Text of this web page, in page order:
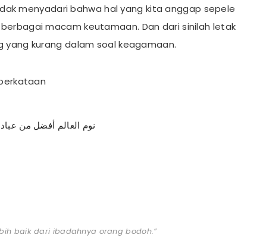
menyadari bahwa hal yang kita anggap sepele
macam keutamaan. Dan dari sinilah letak
kurang dalam soal keagamaan.
نوم العالم أفضل من
baik dari ibadahnya orang bodoh.”